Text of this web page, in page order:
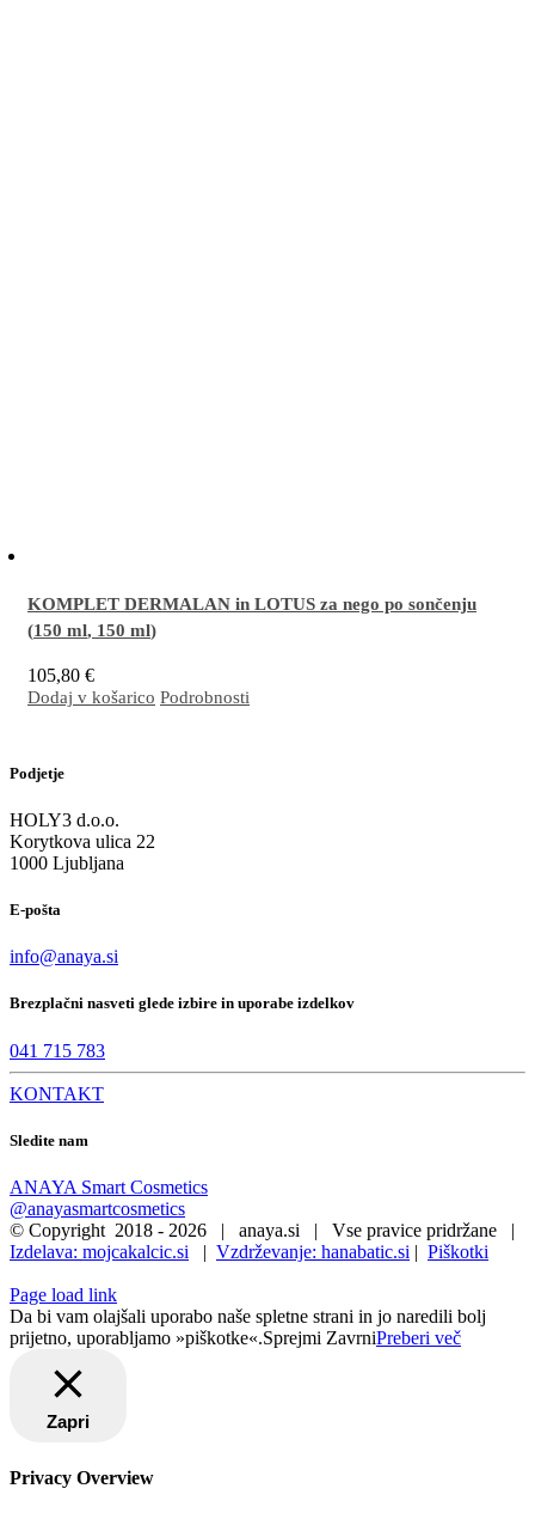
KOMPLET DERMALAN in LOTUS za nego po sončenju
(150 ml, 150 ml)
105,80 €
Odlična kombinacija za učinkovito nego suhe, občutljive, razdražene in/ali luščeče se
Dodaj v košarico Podrobnosti
Podjetje
HOLY3 d.o.o.
Korytkova ulica 22
1000 Ljubljana
E-pošta
info@anaya.si
Brezplačni nasveti glede izbire in uporabe izdelkov
041 715 783
KONTAKT
Sledite nam
ANAYA Smart Cosmetics
@anayasmartcosmetics
© Copyright 2018 - 2026 | anaya.si | Vse pravice pridržane |
Izdelava: mojcakalcic.si | Vzdrževanje: hanabatic.si | Piškotki
Page load link
Da bi vam olajšali uporabo naše spletne strani in jo naredili bolj
prijetno, uporabljamo »piškotke«.Sprejmi ZavrniPreberi več
Zapri
Privacy Overview